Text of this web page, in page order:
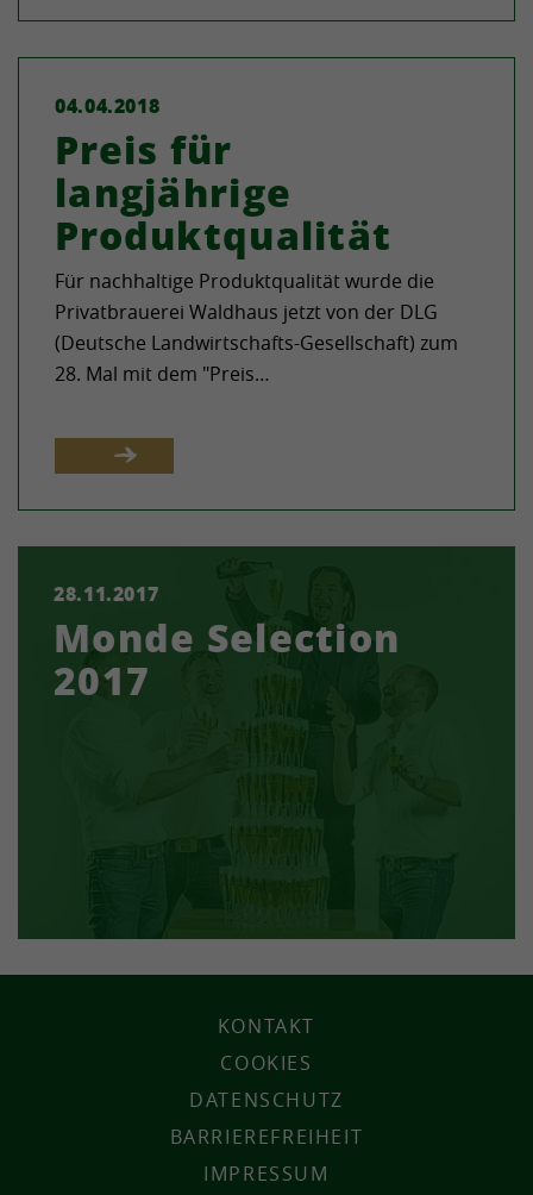
04.04.2018
Preis für
langjährige
Produktqualität
Für nachhaltige Produktqualität wurde die
Privatbrauerei Waldhaus jetzt von der DLG
(Deutsche Landwirtschafts-Gesellschaft) zum
28. Mal mit dem "Preis…
28.11.2017
Monde Selection
2017
Das „International Institute für Quality
Selections“ in Brüssel zeichnete auch in diesem
Jahr wieder sieben Bierspezialitäten der
KONTAKT
COOKIES
DATENSCHUTZ
BARRIEREFREIHEIT
IMPRESSUM